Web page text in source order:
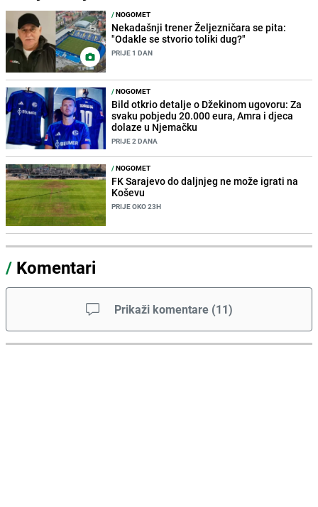
/NOGOMET
Nekadašnji trener Željezničara se pita:
"Odakle se stvorio toliki dug?"
PRIJE 1 DAN
/NOGOMET
Bild otkrio detalje o Džekinom ugovoru: Za
svaku pobjedu 20.000 eura, Amra i djeca
dolaze u Njemačku
PRIJE 2 DANA
/NOGOMET
FK Sarajevo do daljnjeg ne može igrati na
Koševu
PRIJE OKO 23H
/ Komentari
Prikaži komentare (11)